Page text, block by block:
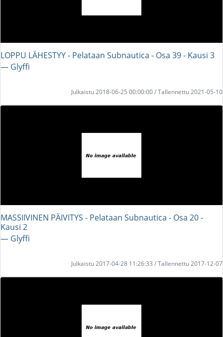
LOPPU LÄHESTYY - Pelataan Subnautica - Osa 39 - Kausi 3
― Glyffi
Julkaistu 2018-06-25 00:00:00 / Tallennettu 2021-05-10
MASSIIVINEN PÄIVITYS - Pelataan Subnautica - Osa 20 -
Kausi 2
― Glyffi
Julkaistu 2017-04-28 11:26:33 / Tallennettu 2017-12-07